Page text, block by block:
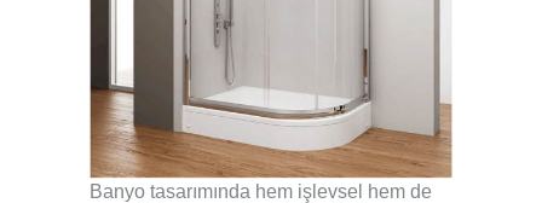
Banyo tasarımında hem işlevsel hem de